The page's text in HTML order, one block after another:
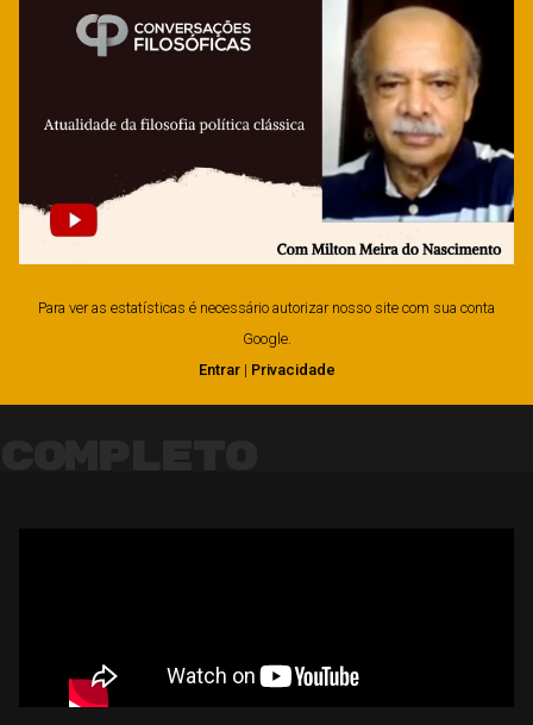
Para ver as estatísticas é necessário autorizar nosso site com sua conta
Google.
Entrar| Privacidade